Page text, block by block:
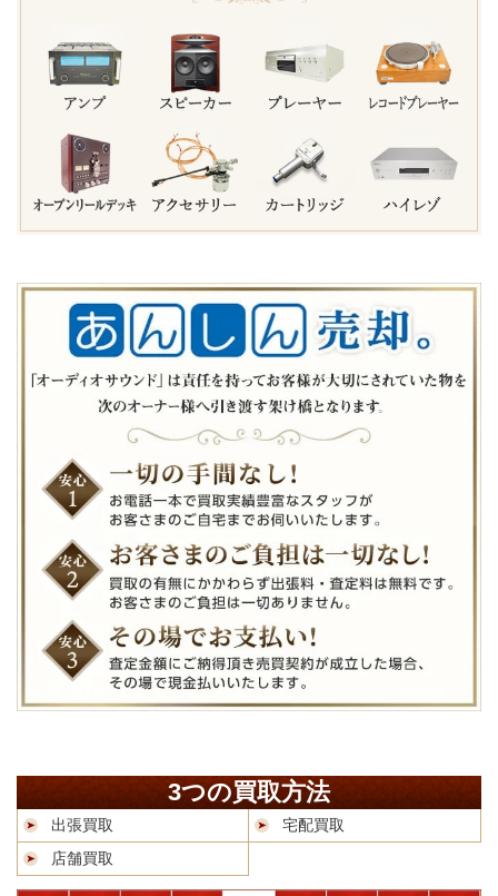
3つの買取方法
出張買取
宅配買取
店舗買取